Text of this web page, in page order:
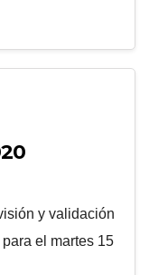
y validación
el martes 15